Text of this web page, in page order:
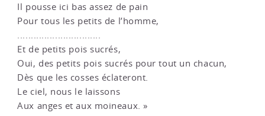
Il pousse ici bas assez de pain
Pour tous les petits de l’homme,
...............................
Et de petits pois sucrés,
Oui, des petits pois sucrés pour tout un chacun,
Dès que les cosses éclateront.
Le ciel, nous le laissons
Aux anges et aux moineaux. »